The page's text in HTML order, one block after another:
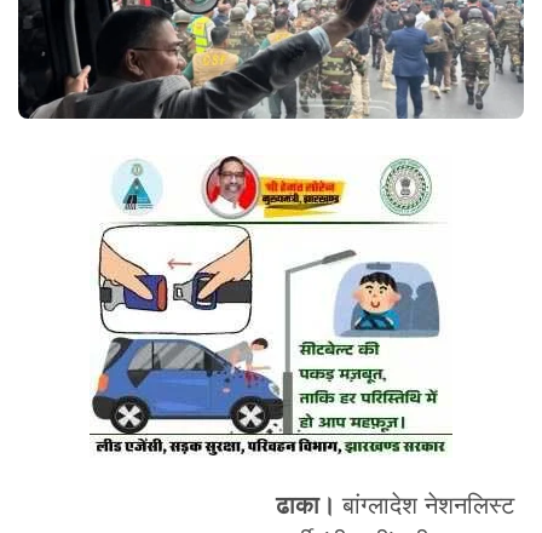
ढाका। बांग्लादेश नेशनलिस्ट